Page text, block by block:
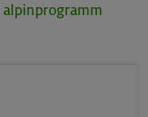
alpinprogramm